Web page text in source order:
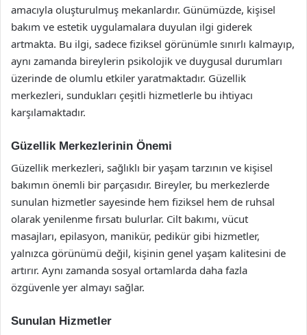
amacıyla oluşturulmuş mekanlardır. Günümüzde, kişisel
bakım ve estetik uygulamalara duyulan ilgi giderek
artmakta. Bu ilgi, sadece fiziksel görünümle sınırlı kalmayıp,
aynı zamanda bireylerin psikolojik ve duygusal durumları
üzerinde de olumlu etkiler yaratmaktadır. Güzellik
merkezleri, sundukları çeşitli hizmetlerle bu ihtiyacı
karşılamaktadır.
Güzellik Merkezlerinin Önemi
Güzellik merkezleri, sağlıklı bir yaşam tarzının ve kişisel
bakımın önemli bir parçasıdır. Bireyler, bu merkezlerde
sunulan hizmetler sayesinde hem fiziksel hem de ruhsal
olarak yenilenme fırsatı bulurlar. Cilt bakımı, vücut
masajları, epilasyon, manikür, pedikür gibi hizmetler,
yalnızca görünümü değil, kişinin genel yaşam kalitesini de
artırır. Aynı zamanda sosyal ortamlarda daha fazla
özgüvenle yer almayı sağlar.
Sunulan Hizmetler